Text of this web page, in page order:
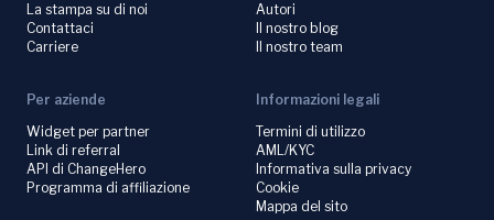
La stampa su di noi
Contattaci
Carriere
Autori
Il nostro blog
Il nostro team
Per aziende
Widget per partner
Link di referral
API di ChangeHero
Programma di affiliazione
Informazioni legali
Termini di utilizzo
AML/KYC
Informativa sulla privacy
Cookie
Mappa del sito